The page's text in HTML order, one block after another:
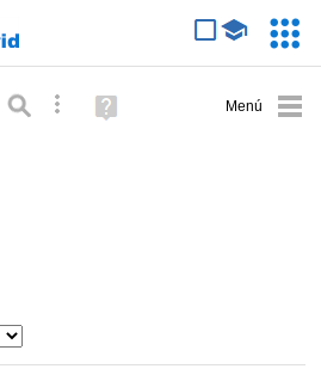
Búsqueda avanzada
Ayuda
(en